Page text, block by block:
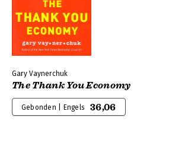
Gary Vaynerchuk
The Thank You Economy
Gebonden | Engels 36,06